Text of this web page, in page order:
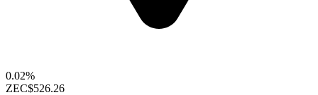
0.02%
ZEC$526.26